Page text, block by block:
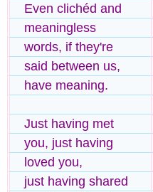
Even clichéd and
meaningless
words, if they're
said between us,
have meaning.
Just having met
you, just having
loved you,
just having shared